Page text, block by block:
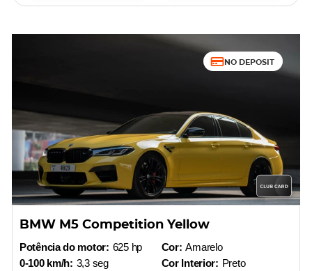
NO DEPOSIT
BMW M5 Competition Yellow
Potência do motor: 625 hp
0-100 km/h: 3,3 seg
Cor: Amarelo
Cor Interior: Preto